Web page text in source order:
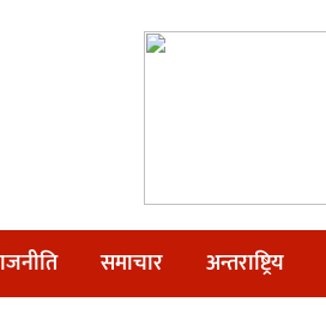
समाचार अन्तराष्ट्रिय